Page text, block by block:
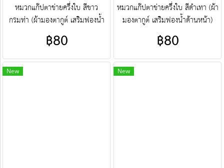
หมวกแก๊ปตาข่ายครึ่งใบ สีขาว
กรมท่า (ผ้ามองตากูต์ เสริมฟองน้ำ
ด้านหน้า) ศูนย์รวม หมวกแก๊ป
ตาข่ายครึ่งใบ คุณภาพราคาโรงงาน
ขายราคาปลีกส่งโบ๊เบ๊ หมวกแก๊ป
ตาข่ายครึ่งใบ หมวกแก๊ปตาข่ายครึ่ง
฿80
หมวกแก๊ปตาข่ายครึ่งใบ สีดำเทา (ผ้า
มองตากูต์ เสริมฟองน้ำด้านหน้า)
ศูนย์รวม หมวกแก๊ปตาข่ายครึ่งใบ
คุณภาพราคาโรงงาน ขายราคาปลีก
ส่งโบ๊เบ๊ หมวกแก๊ปตาข่ายครึ่งใบ
หมวกแก๊ปตาข่ายครึ่งใบสำเร็จรูป สั่ง
฿80
New New